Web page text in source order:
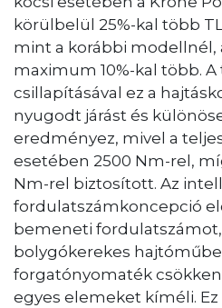
körülbelül 25%-kal több
mint a korábbi modellnél,
maximum 10%-kal több.
csillapításával ez a
nyugodt járást és
eredményez, mivel a
esetében 2500 Nm-rel,
Nm-rel biztosított. Az
fordulatszámkoncepció
bemeneti fordulatszámot,
bolygókerekes
forgatónyomaték
egyes elemeket kíméli. Ez